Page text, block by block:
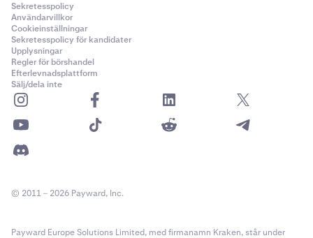
Sekretesspolicy
Användarvillkor
Cookieinställningar
Sekretesspolicy för kandidater
Upplysningar
Regler för börshandel
Efterlevnadsplattform
Sälj/dela inte
© 2011 – 2026 Payward, Inc.
Payward Europe Solutions Limited, med firmanamn Kraken, står under